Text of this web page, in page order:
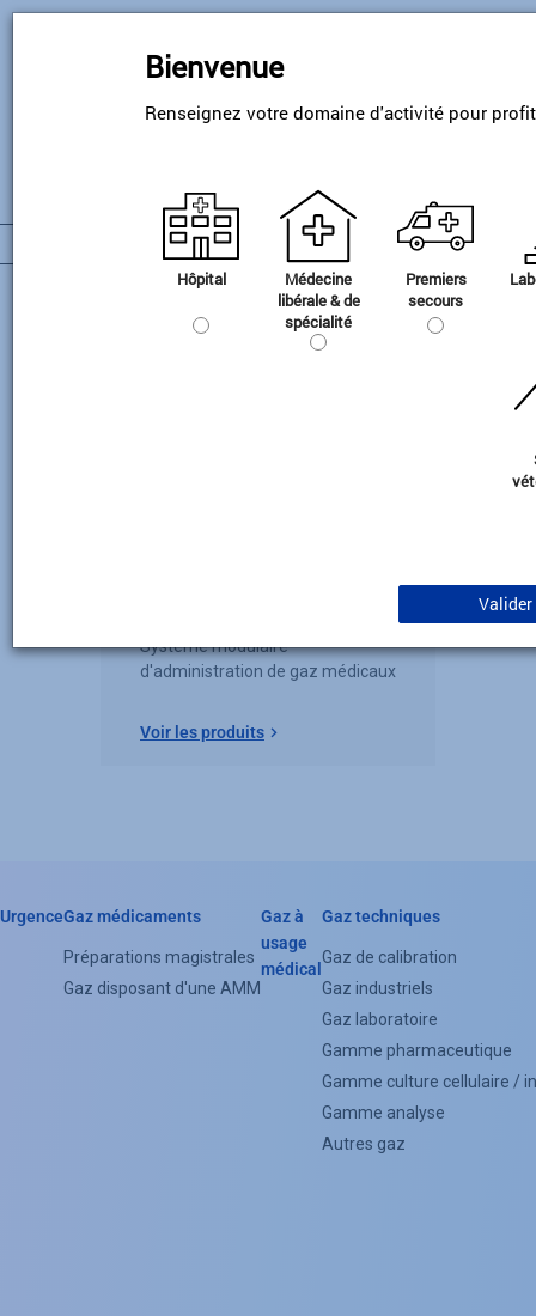
Skip
Bienvenue
Renseignez votre domaine d'activité pour
Hôpital
Médecine
libérale & de
spécialité
Premiers
secours
Valider
Administration NO
Système modulaire
d'administration de gaz médicaux
Voir les produits
Header
Categorie
UrgenceGaz médicaments
Préparations magistrales
Gaz disposant d'une AMM
Gaz à
usage
médical
Gaz techniques
Gaz de calibration
Gaz industriels
Gaz laboratoire
Gamme pharmaceutique
Gamme culture cellulaire /
Gamme analyse
Autres gaz